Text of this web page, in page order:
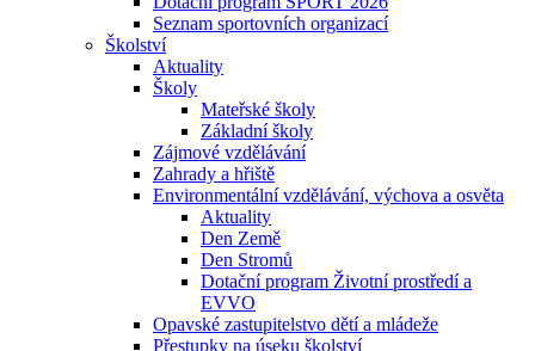
Seznam sportovních organizací
Školství
Aktuality
Školy
Mateřské školy
Základní školy
Zájmové vzdělávání
Zahrady a hřiště
Environmentální vzdělávání, výchova a osvěta
Aktuality
Den Země
Den Stromů
Dotační program Životní prostředí a
EVVO
Opavské zastupitelstvo dětí a mládeže
Přestupky na úseku školství